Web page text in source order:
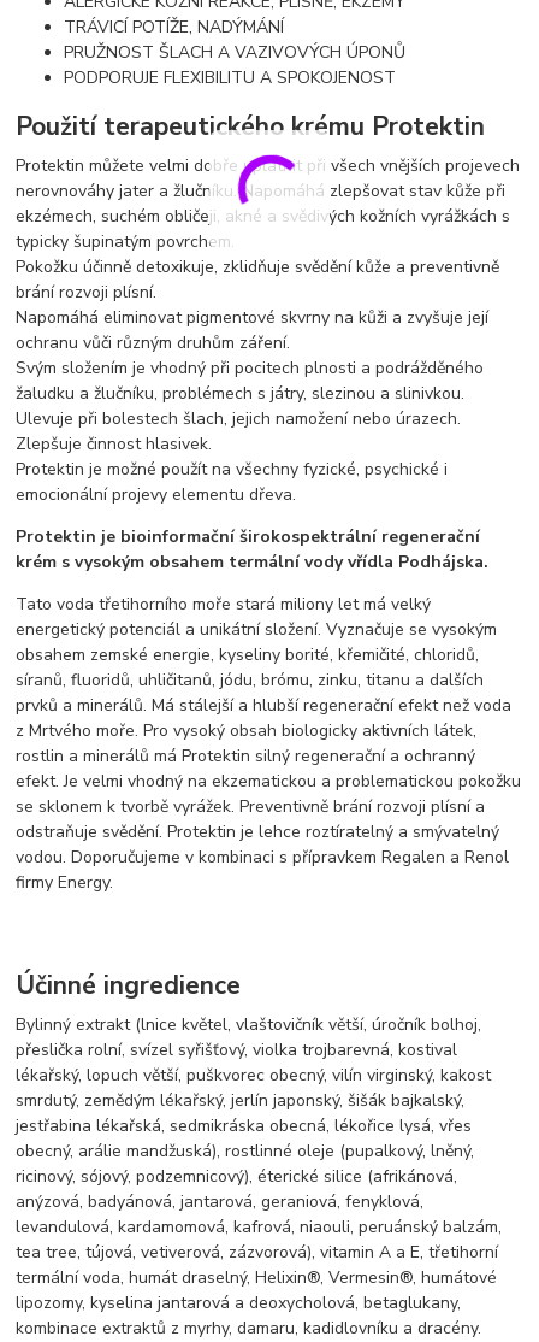
TRÁVICÍ POTÍŽE, NADÝMÁNÍ
PRUŽNOST ŠLACH A VAZIVOVÝCH ÚPONŮ
PODPORUJE FLEXIBILITU A SPOKOJENOST
Použití terapeutického krému Protektin
Protektin můžete velmi dobře uplatnit při všech vnějších projevech
nerovnováhy jater a žlučníku. Napomáhá zlepšovat stav kůže při
ekzémech, suchém obličeji, akné a svědivých kožních vyrážkách s
typicky šupinatým povrchem.
Pokožku účinně detoxikuje, zklidňuje svědění kůže a preventivně
brání rozvoji plísní.
Napomáhá eliminovat pigmentové skvrny na kůži a zvyšuje její
ochranu vůči různým druhům záření.
Svým složením je vhodný při pocitech plnosti a podrážděného
žaludku a žlučníku, problémech s játry, slezinou a slinivkou.
Ulevuje při bolestech šlach, jejich namožení nebo úrazech.
Zlepšuje činnost hlasivek.
Protektin je možné použít na všechny fyzické, psychické i
emocionální projevy elementu dřeva.
Protektin je bioinformační širokospektrální regenerační
krém s vysokým obsahem termální vody vřídla Podhájska.
Tato voda třetihorního moře stará miliony let má velký
energetický potenciál a unikátní složení. Vyznačuje se vysokým
obsahem zemské energie, kyseliny borité, křemičité, chloridů,
síranů, fluoridů, uhličitanů, jódu, brómu, zinku, titanu a dalších
prvků a minerálů. Má stálejší a hlubší regenerační efekt než voda
z Mrtvého moře. Pro vysoký obsah biologicky aktivních látek,
rostlin a minerálů má Protektin silný regenerační a ochranný
efekt. Je velmi vhodný na ekzematickou a problematickou pokožku
se sklonem k tvorbě vyrážek. Preventivně brání rozvoji plísní a
odstraňuje svědění. Protektin je lehce roztíratelný a smývatelný
vodou. Doporučujeme v kombinaci s přípravkem Regalen a Renol
firmy Energy.
Účinné ingredience
Bylinný extrakt (lnice květel, vlaštovičník větší, úročník bolhoj,
přeslička rolní, svízel syřišťový, violka trojbarevná, kostival
lékařský, lopuch větší, puškvorec obecný, vilín virginský, kakost
smrdutý, zemědým lékařský, jerlín japonský, šišák bajkalský,
jestřabina lékařská, sedmikráska obecná, lékořice lysá, vřes
obecný, arálie mandžuská), rostlinné oleje (pupalkový, lněný,
ricinový, sójový, podzemnicový), éterické silice (afrikánová,
anýzová, badyánová, jantarová, geraniová, fenyklová,
levandulová, kardamomová, kafrová, niaouli, peruánský balzám,
tea tree, tújová, vetiverová, zázvorová), vitamin A a E, třetihorní
termální voda, humát draselný, Helixin®, Vermesin®, humátové
lipozomy, kyselina jantarová a deoxycholová, betaglukany,
kombinace extraktů z myrhy, damaru, kadidlovníku a dracény.